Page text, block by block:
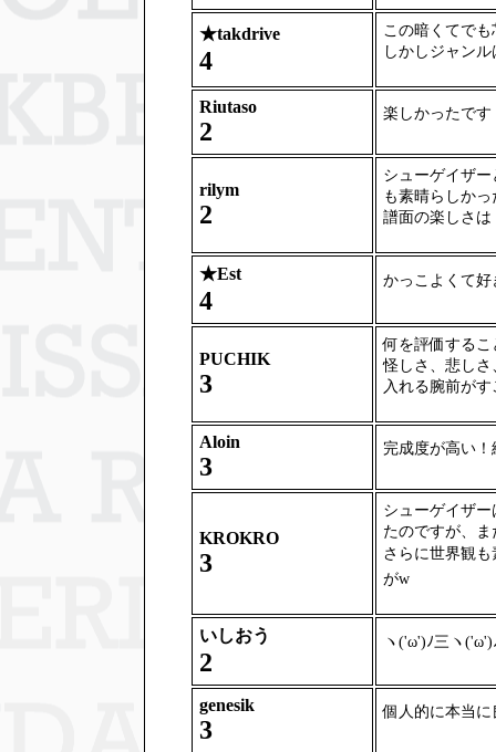
★takdrive
4
この暗くてで
しかしジャン
Riutaso
2
楽しかったで
rilym
2
シューゲイザ
も素晴らしか
譜面の楽しさ
★Est
4
かっこよくて
PUCHIK
3
何を評価する
怪しさ、悲し
入れる腕前が
Aloin
3
完成度が高い
KROKRO
3
シューゲイザ
たのですが、
さらに世界観
がw
いしおう
2
ヽ('ω')ﾉ三ヽ('ω')
genesik
3
個人的に本当